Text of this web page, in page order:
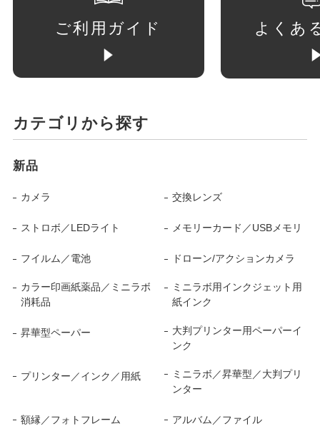
ご利用ガイド よくあ
カテゴリから探す
新品
カメラ 交換レンズ
ストロボ／LEDライト メモリーカード／USBメモリ
フイルム／電池 ドローン/アクションカメラ
カラー印画紙薬品／ミニラボ
消耗品
ミニラボ用インクジェット用
紙インク
昇華型ペーパー
大判プリンター用ペーパーイ
ンク
プリンター／インク／用紙
ミニラボ／昇華型／大判プリ
ンター
額縁／フォトフレーム アルバム／ファイル